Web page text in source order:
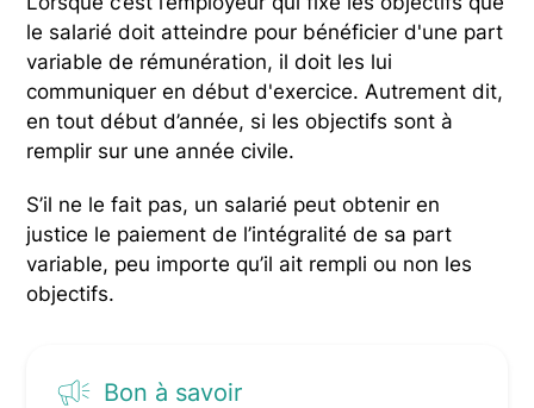
le salarié doit atteindre pour bénéficier d'une part
variable de rémunération, il doit les lui
communiquer en début d'exercice. Autrement dit,
en tout début d’année, si les objectifs sont à
remplir sur une année civile.
S’il ne le fait pas, un salarié peut obtenir en
justice le paiement de l’intégralité de sa part
variable, peu importe qu’il ait rempli ou non les
objectifs.
Bon à savoir